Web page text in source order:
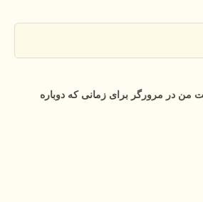
من در مرورگر برای زمانی که دوباره